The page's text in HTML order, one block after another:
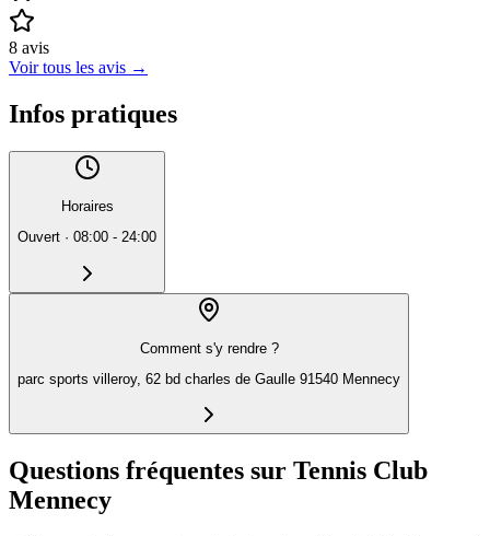
8 avis
Voir tous les avis →
Infos pratiques
Horaires
Ouvert · 08:00 - 24:00
Comment s'y rendre ?
parc sports villeroy, 62 bd charles de Gaulle 91540 Mennecy
Questions fréquentes sur Tennis Club
Mennecy